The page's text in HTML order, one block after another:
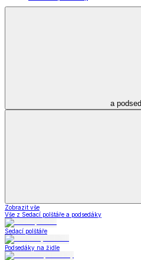
a
Zobrazit vše
Vše z Sedací polštáře a podsedáky
Sedací polštáře
Podsedáky na židle